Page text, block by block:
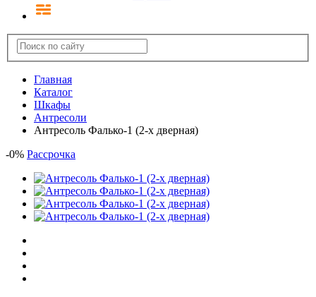
Главная
Каталог
Шкафы
Антресоли
Антресоль Фалько-1 (2-х дверная)
-0% Рассрочка